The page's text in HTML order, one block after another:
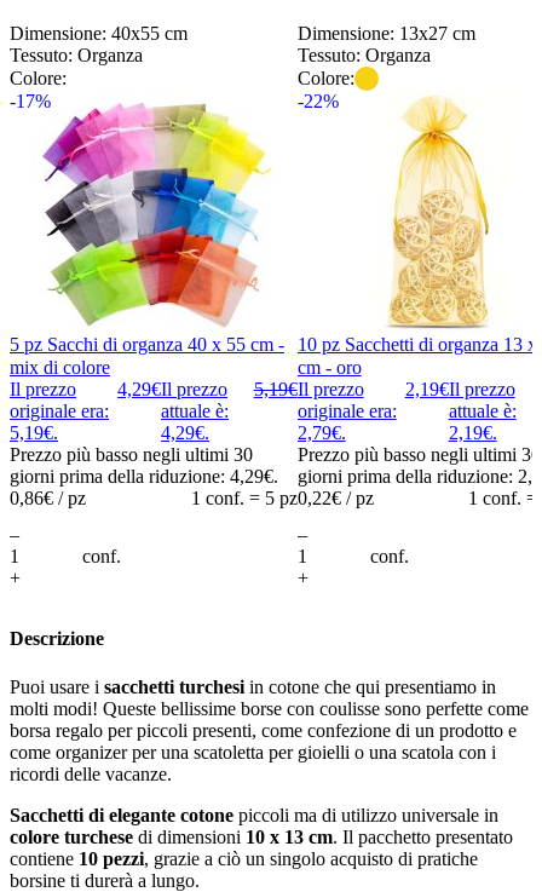
Dimensione: 40x55 cm
Tessuto: Organza
Colore:
-17%
5 pz Sacchi di organza 40 x 55 cm -
mix di colore
5,19€
Il prezzo
originale era:
5,19€.
4,29€Il prezzo
attuale è:
4,29€.
Prezzo più basso negli ultimi 30
giorni prima della riduzione: 4,29€.
0,86€ / pz
1 conf. = 5 pz
–
conf.
+
Dimensione: 13x27 cm
Tessuto: Organza
Colore:
-22%
10 pz Sacchetti di organza 13 x
cm - oro
Il prezzo
originale era:
2,79€.
2,19€Il prezzo
attuale è:
2,19€.
Prezzo più basso negli ultimi 30
giorni prima della riduzione:
0,22€ / pz
1 conf. =
–
conf.
+
Descrizione
Puoi usare i sacchetti turchesi in cotone che qui presentiamo in
molti modi! Queste bellissime borse con coulisse sono perfette come
borsa regalo per piccoli presenti, come confezione di un prodotto e
come organizer per una scatoletta per gioielli o una scatola con i
ricordi delle vacanze.
Sacchetti di elegante cotone piccoli ma di utilizzo universale in
colore turchese di dimensioni 10 x 13 cm. Il pacchetto presentato
contiene 10 pezzi, grazie a ciò un singolo acquisto di pratiche
borsine ti durerà a lungo.